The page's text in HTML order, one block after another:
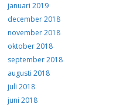
januari 2019
december 2018
november 2018
oktober 2018
september 2018
augusti 2018
juli 2018
juni 2018